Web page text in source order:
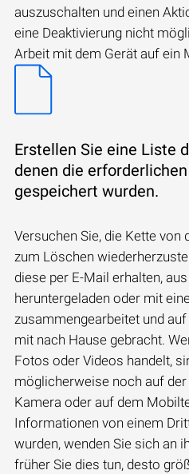
auszuschalten und einen
eine Deaktivierung nicht
Arbeit mit dem Gerät auf ein
Erstellen Sie eine Liste
denen die
gespeichert wurden.
Versuchen Sie, die Kette von
zum Löschen
diese per E-Mail erhalten,
heruntergeladen oder mit
zusammengearbeitet und
mit nach Hause gebracht.
Fotos oder Videos handelt,
möglicherweise noch auf
Kamera oder auf dem
Informationen von einem
wurden, wenden Sie sich an
früher Sie dies tun, desto